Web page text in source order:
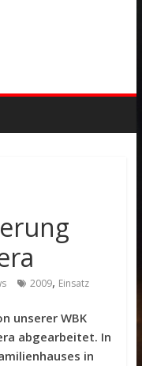
2009, Einsatz
unserer WBK
abgearbeitet. In
in